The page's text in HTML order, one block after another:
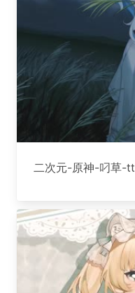
二次元-原神-叼草-tt